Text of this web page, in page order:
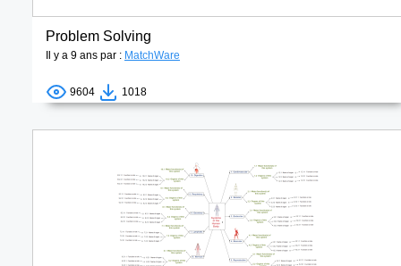
Problem Solving
Il y a 9 ans par : MatchWare
9604 1018